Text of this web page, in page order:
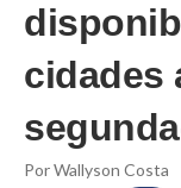
cidades
PorWallyson Costa